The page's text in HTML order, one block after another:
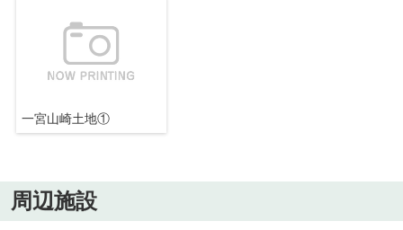
一宮山崎土地①
周辺施設